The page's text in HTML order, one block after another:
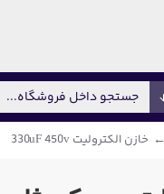
خازن الکترولیت 330uF 450v